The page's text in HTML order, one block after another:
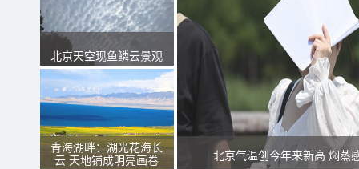
北京天空现鱼鳞云景观
青海湖畔：湖光花海长
云 天地铺成明亮画卷
北京气温创今年来新高 焖蒸